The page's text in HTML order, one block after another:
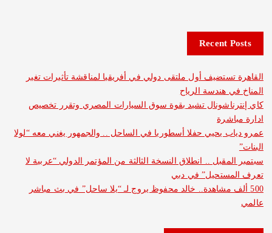
Recent
أول ملتقى دولي في أفريقيا لمناقشة تأثيرات تغير
هندسة الرياح
تشيد بقوة سوق السيارات المصري وتقرر تخصيص
يحيي حفلا أسطوريا في الساحل .. والجمهور يغني معه “لولا
.. انطلاق النسخة الثالثة من المؤتمر الدولي “عربية لا
في دبي
مشاهدة.. خالد محفوظ يروج لـ “يلا ساحل” في بث مباشر